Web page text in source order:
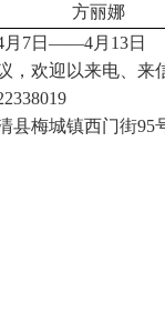
方丽娜
月 7日——4月 13日
欢迎以来电、来
县梅城镇西门街95